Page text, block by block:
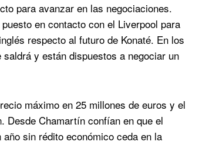
para avanzar en las negociaciones.
puesto en contacto con el Liverpool para
respecto al futuro de Konaté. En los
y están dispuestos a negociar un
máximo en 25 millones de euros y el
Desde Chamartín confían en que el
sin rédito económico ceda en la